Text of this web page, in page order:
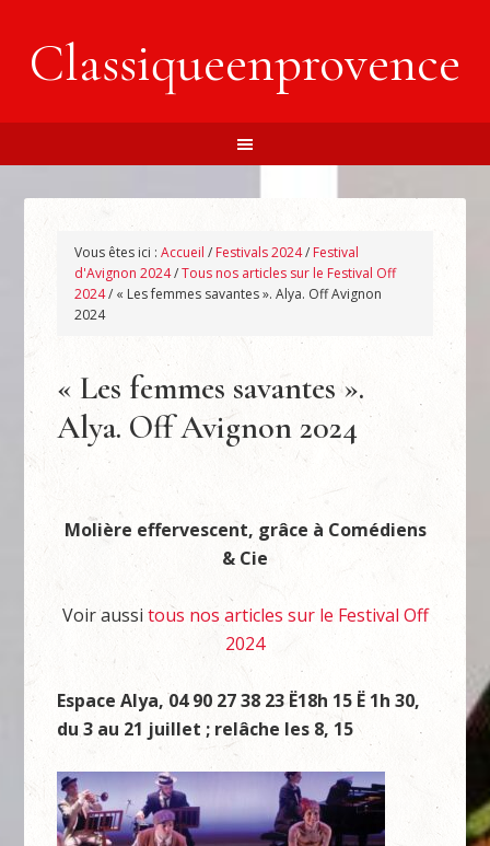
Classiqueenprovence
Vous êtes ici :Accueil / Festivals 2024/ Festival
d'Avignon 2024/Tous nos articles sur le Festival Off
2024/ « Les femmes savantes ». Alya. Off Avignon
2024
« Les femmes savantes ».
Alya. Off Avignon 2024
Molière effervescent, grâce à Comédiens
& Cie
Voir aussi tous nos articles sur le Festival Off
2024
Espace Alya, 04 90 27 38 23 Ë18h 15 Ë 1h 30,
du 3 au 21 juillet ; relâche les 8, 15